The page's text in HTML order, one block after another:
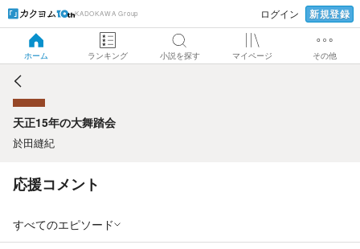
KADOKAWA Group ログイン 新規登録
ホーム ランキング 小説を探す マイページ その他
天正15年の大舞踏会
天正15年の大舞踏会
於田縫紀
応援コメント
すべてのエピソード